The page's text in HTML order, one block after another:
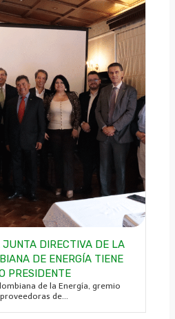
DIRECTIVA DE LA
DE ENERGÍA TIENE
PRESIDENTE
de la Energía, gremio
de...